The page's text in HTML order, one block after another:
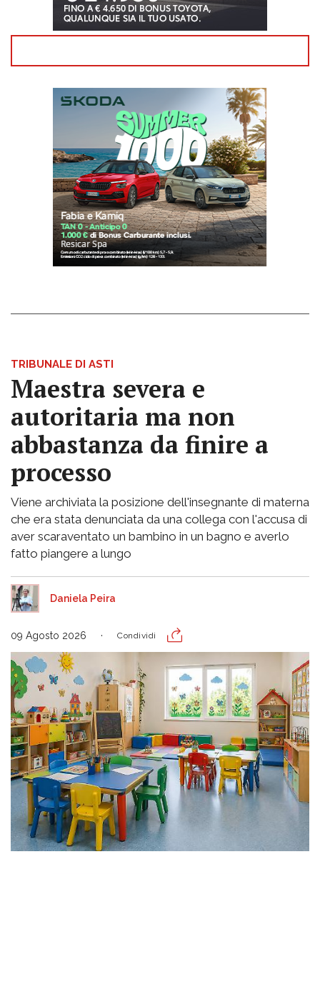
TRIBUNALE DI ASTI
Maestra severa e
autoritaria ma non
abbastanza da finire a
processo
Viene archiviata la posizione dell'insegnante di materna
che era stata denunciata da una collega con l'accusa di
aver scaraventato un bambino in un bagno e averlo
fatto piangere a lungo
Daniela Peira
09 Agosto 2026 Condividi